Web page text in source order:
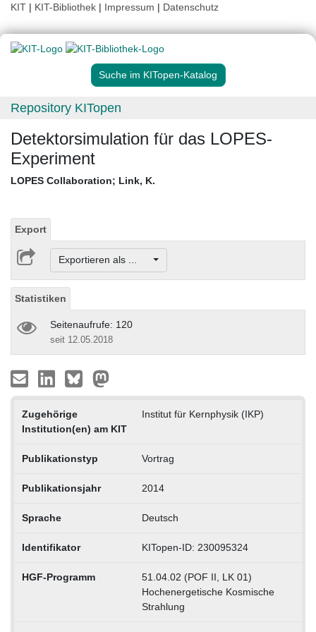
KIT | KIT-Bibliothek | Impressum | Datenschutz
Suche im KITopen-Katalog
Repository KITopen
Detektorsimulation für das LOPES-
Experiment
LOPES Collaboration; Link, K.
Export
Exportieren als ...
Statistiken
Seitenaufrufe: 120
seit 12.05.2018
Zugehörige
Institution(en) am KIT
Institut für Kernphysik (IKP)
Publikationstyp Vortrag
Publikationsjahr 2014
Sprache Deutsch
Identifikator KITopen-ID: 230095324
HGF-Programm
51.04.02 (POF II, LK 01)
Hochenergetische Kosmische
Strahlung